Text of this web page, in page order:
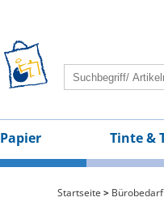
Papier Tinte &
Startseite > Bürobedarf